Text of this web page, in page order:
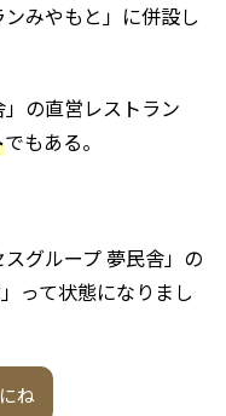
みやもと」に併設し
」の直営レストラン
でもある。
グループ 夢民舎」の
って状態になりまし
ね